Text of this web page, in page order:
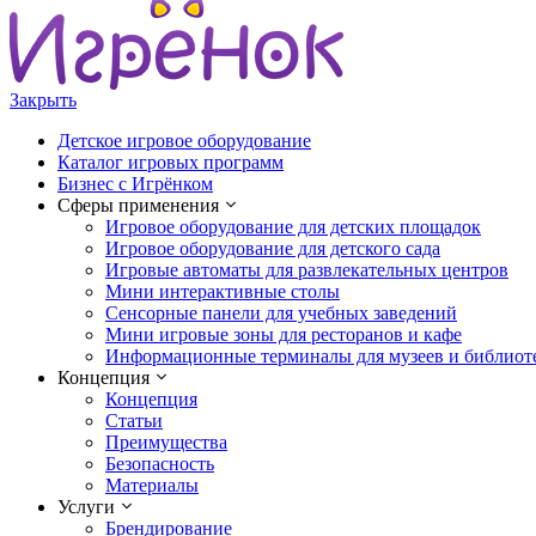
Закрыть
Детское игровое оборудование
Каталог игровых программ
Бизнес с Игрёнком
Сферы применения
Игровое оборудование для детских площадок
Игровое оборудование для детского сада
Игровые автоматы для развлекательных центров
Мини интерактивные столы
Сенсорные панели для учебных заведений
Мини игровые зоны для ресторанов и кафе
Информационные терминалы для музеев и
Концепция
Концепция
Статьи
Преимущества
Безопасность
Материалы
Услуги
Брендирование